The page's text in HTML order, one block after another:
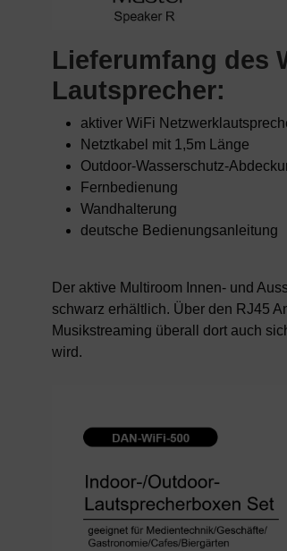
Lieferumfang des
Lautsprecher:
aktiver WiFi
Netztkabel mit 1,5m Länge
Outdoor-Wasserschutz-
Fernbedienung
Wandhalterung
deutsche Bedienungsanleitung
Der aktive Multiroom Innen- und
schwarz erhältlich. Über den RJ45
Musikstreaming überall dort auch
wird.